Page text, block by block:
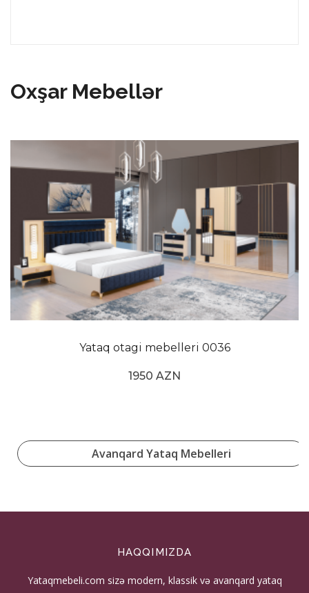
Oxşar Mebellər
Yataq otagi mebelleri 0036
1950 AZN
Avanqard Yataq Mebelleri
HAQQIMIZDA
Yataqmebeli.com sizə modern, klassik və avanqard yataq